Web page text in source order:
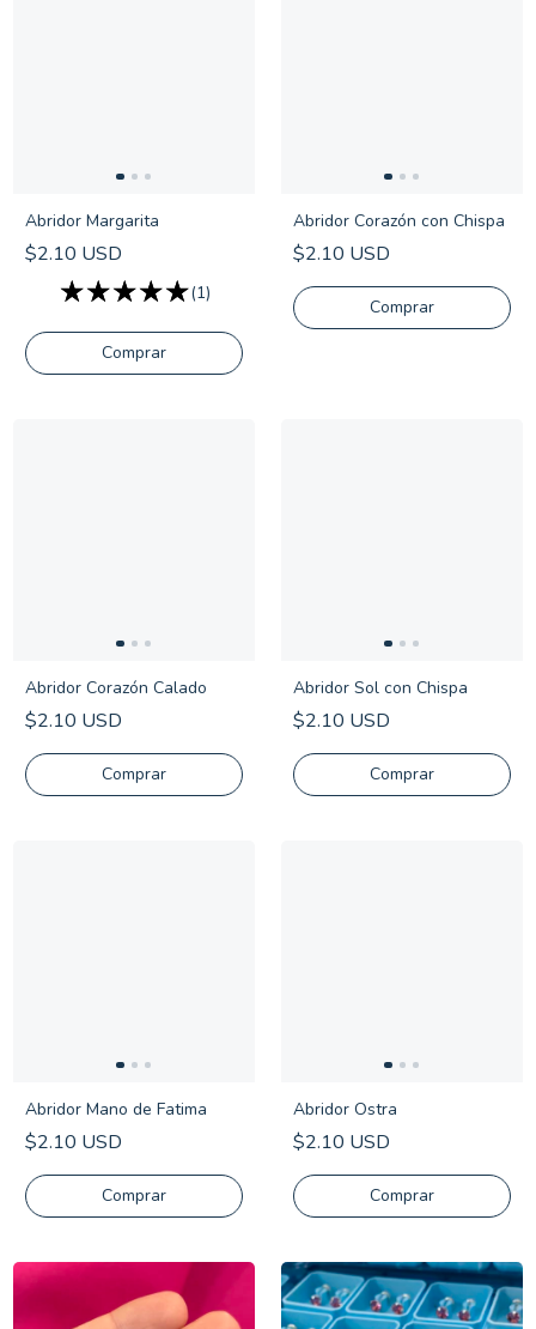
Abridor Margarita
$2.10 USD
(1)
Abridor Corazón con Chispa
$2.10 USD
Comprar
Abridor Corazón Calado
$2.10 USD
Comprar
Abridor Sol con Chispa
$2.10 USD
Abridor Mano de Fatima
$2.10 USD
Abridor Ostra
$2.10 USD